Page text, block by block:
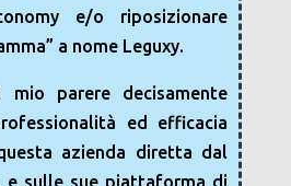
e/o riposizionare
a nome Leguxy.
mio parere decisamente
ed efficacia
azienda diretta dal
e sulle sue piattaforma di